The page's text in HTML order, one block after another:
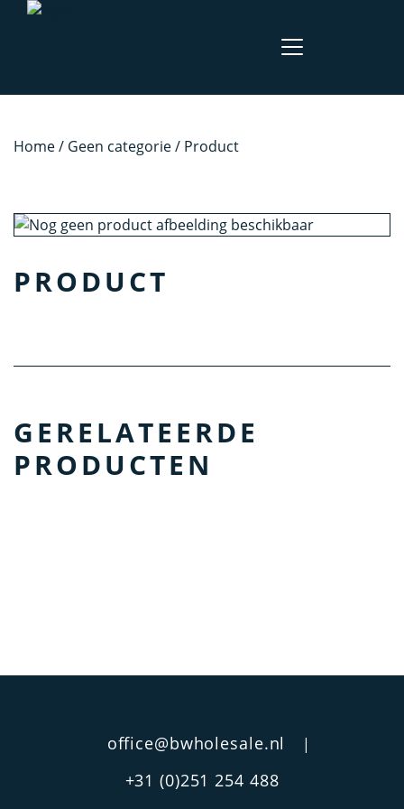
Home/ Geen categorie/ Product
PRODUCT
GERELATEERDE
PRODUCTEN
office@bwholesale.nl |
+31 (0)251 254 488